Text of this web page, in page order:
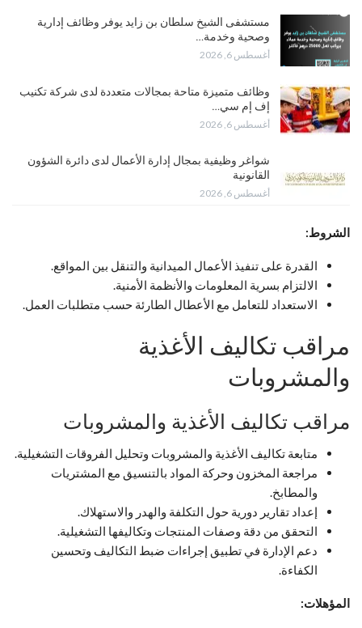
مستشفى الشيخ سلطان بن زايد يوفر وظائف إدارية
وصحية وخدمة…
أغسطس 6, 2026
وظائف متميزة متاحة بمجالات متعددة لدى شركة تكنيب
إف إم سي…
أغسطس 6, 2026
شواغر وظيفية بمجال إدارة الأعمال لدى دائرة الشؤون
القانونية
أغسطس 6, 2026
الشروط:
القدرة على تنفيذ الأعمال الميدانية والتنقل بين المواقع.
الالتزام بسرية المعلومات والأنظمة الأمنية.
الاستعداد للتعامل مع الأعطال الطارئة حسب متطلبات العمل.
مراقب تكاليف الأغذية
والمشروبات
مراقب تكاليف الأغذية والمشروبات
متابعة تكاليف الأغذية والمشروبات وتحليل الفروقات التشغيلية.
مراجعة المخزون وحركة المواد بالتنسيق مع المشتريات
والمطابخ.
إعداد تقارير دورية حول التكلفة والهدر والاستهلاك.
التحقق من دقة وصفات المنتجات وتكاليفها التشغيلية.
دعم الإدارة في تطبيق إجراءات ضبط التكاليف وتحسين
الكفاءة.
المؤهلات: